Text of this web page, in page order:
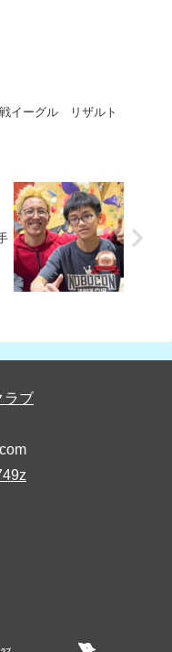
イーグル リザルト
ラブ